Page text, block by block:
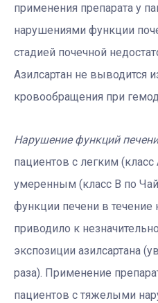
применения препарата у
нарушениями функции
стадией почечной
Азилсартан не выводится
кровообращения при
Нарушение функций
пациентов с легким
умеренным (класс В по
функции печени в течение
приводило к
экспозиции азилсартана
раза). Применение
пациентов с тяжелыми